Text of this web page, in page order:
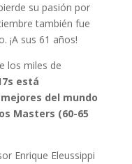
su pasión por
también fue
¡A sus 61 años!
los miles de
está
del mundo
Masters (60-65
Enrique Eleussippi